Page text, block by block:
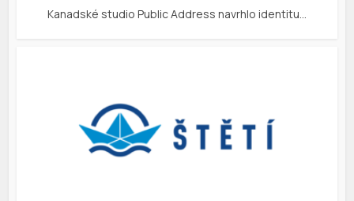
Kanadské studio Public Address navrhlo identitu…